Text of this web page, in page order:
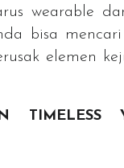
wearable
bisa
elemen
TIMELESS